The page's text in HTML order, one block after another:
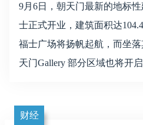
9月6日，朝天门最新的地标
士正式开业，建筑面积达
福士广场将扬帆起航，而坐
天门Gallery 部分区域也将开启
财经